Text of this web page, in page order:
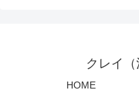
クレイ
HOME